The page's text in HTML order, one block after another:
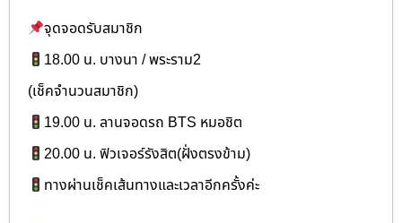
จุดจอดรับสมาชิก
18.00 น. บางนา / พระราม2
(เช็คจำนวนสมาชิก)
19.00 น. ลานจอดรถ BTS หมอชิต
20.00 น. ฟิวเจอร์รังสิต(ฝั่งตรงข้าม)
ทางผ่านเช็คเส้นทางและเวลาอีกครั้งค่ะ